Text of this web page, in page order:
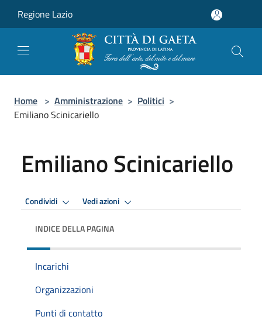
Regione Lazio
Home > Amministrazione > Politici >
Emiliano Scinicariello
Emiliano Scinicariello
Condividi Vedi azioni
INDICE DELLA PAGINA
Incarichi
Organizzazioni
Punti di contatto